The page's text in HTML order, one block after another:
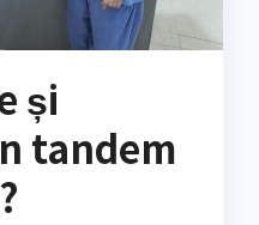
și
tandem